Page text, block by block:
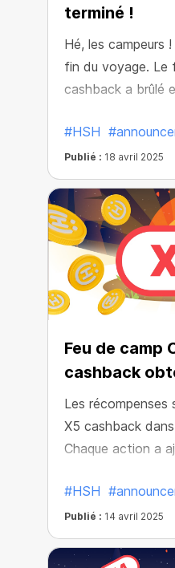
terminé !
Hé, les campeurs
fin du voyage. Le
cashback a brûlé
ressenti sa
le monde peut
cashback sur
#HSH
Publié : 18 avril 2025
Feu de camp
cashback
Les récompenses
X5 cashback
Chaque action a
rapproché de
#HSH
Publié : 14 avril 2025